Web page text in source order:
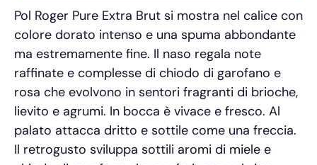
Pol Roger Pure Extra Brut si mostra nel calice con
colore dorato intenso e una spuma abbondante
ma estremamente fine. Il naso regala note
raffinate e complesse di chiodo di garofano e
rosa che evolvono in sentori fragranti di brioche,
lievito e agrumi. In bocca è vivace e fresco. Al
palato attacca dritto e sottile come una freccia.
Il retrogusto sviluppa sottili aromi di miele e